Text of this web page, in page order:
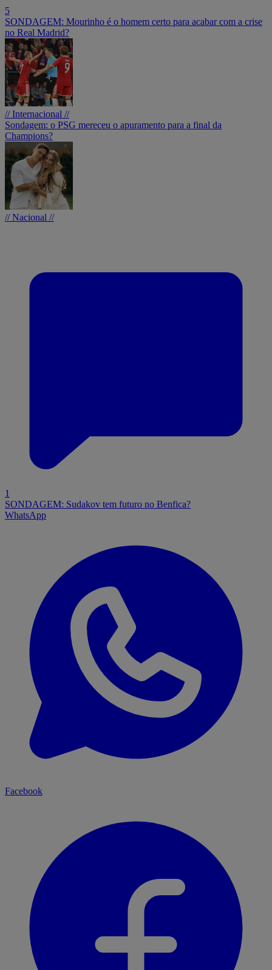
5
SONDAGEM: Mourinho é o homem certo para acabar com a crise
no Real Madrid?
// Internacional //
Sondagem: o PSG mereceu o apuramento para a final da
Champions?
// Nacional //
1
SONDAGEM: Sudakov tem futuro no Benfica?
WhatsApp
Facebook